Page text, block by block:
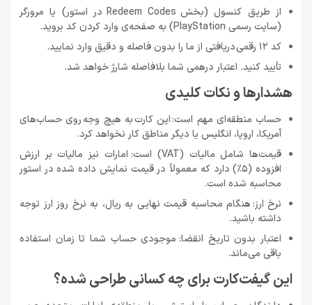
از طریق کنسول (بخش Redeem Codes در استور) یا مرورگر
(سایت رسمی PlayStation) به صفحه‌ی وارد کردن کد بروید.
کد 12 رقمی دریافتی از ما را بدون فاصله و دقیق وارد نمایید.
تأیید کنید. اعتبار درهمی شما بلافاصله شارژ خواهد شد.
هشدارها و نکات کلیدی
حساب منطقه‌ای مهم است: این کارت به هیچ وجه روی حساب‌های
آمریکا، اروپا، انگلیس یا دیگر مناطق کار نخواهد کرد.
قیمت‌ها شامل مالیات (VAT) است: امارات نیز مالیات بر ارزش
افزوده (5٪) دارد که معمولاً در قیمت نمایش داده شده در استور
محاسبه شده است.
نرخ ارز: هنگام محاسبه قیمت نهایی به ریال، به نرخ روز ارز توجه
داشته باشید.
اعتبار بدون تاریخ انقضا: موجودی حساب شما تا زمان استفاده
باقی می‌ماند.
این گیفت‌کارت برای چه کسانی طراحی شده؟